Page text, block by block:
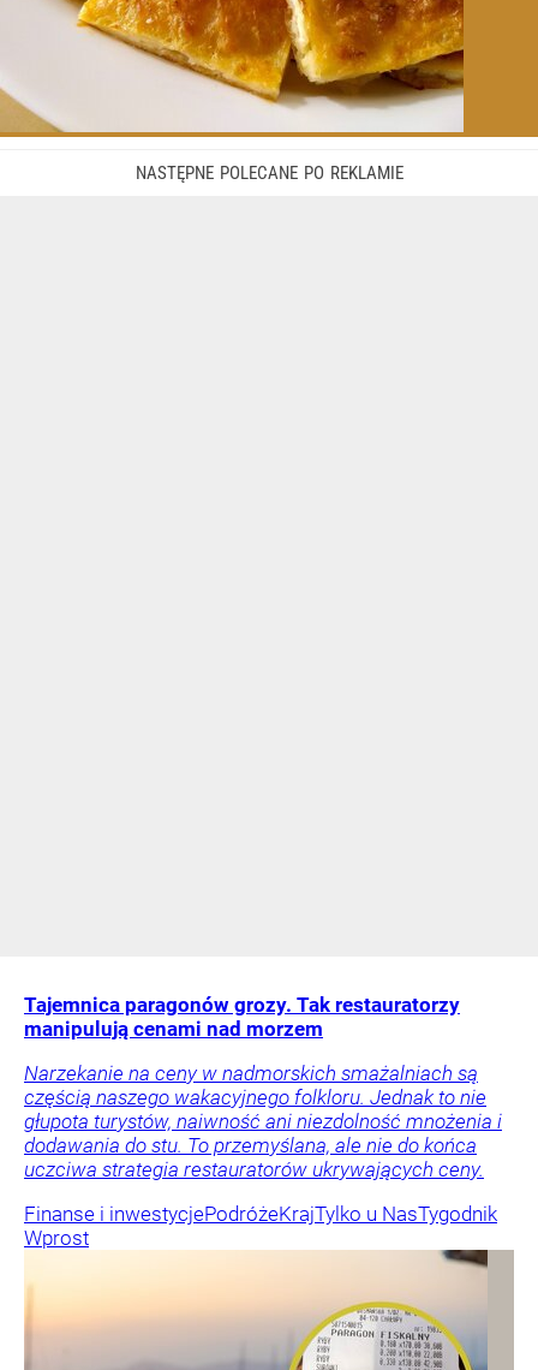
Tajemnica paragonów grozy. Tak restauratorzy
manipulują cenami nad morzem
Narzekanie na ceny w nadmorskich smażalniach są
częścią naszego wakacyjnego folkloru. Jednak to nie
głupota turystów, naiwność ani niezdolność mnożenia i
dodawania do stu. To przemyślana, ale nie do końca
uczciwa strategia restauratorów ukrywających ceny.
Finanse i inwestycjePodróżeKrajTylko u NasTygodnik
Wprost